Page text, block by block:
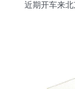
近期开车来